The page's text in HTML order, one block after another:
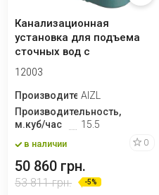
Канализационная
установка для подъема
сточных вод с
измельчителем и пультом
у...
12003
Производитель
AIZL
Производительность,
м.куб/час
15.5
в наличии 0
50 860 грн.
53 811 грн. -5%